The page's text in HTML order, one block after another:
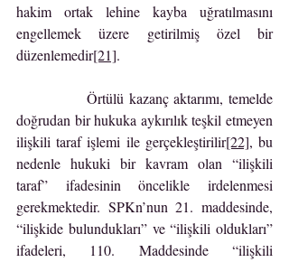
hakim ortak lehine kayba uğratılmasını
engellemek üzere getirilmiş özel bir
düzenlemedir[21].
Örtülü kazanç aktarımı, temelde
doğrudan bir hukuka aykırılık teşkil etmeyen
ilişkili taraf işlemi ile gerçekleştirilir[22], bu
nedenle hukuki bir kavram olan “ilişkili
taraf” ifadesinin öncelikle irdelenmesi
gerekmektedir. SPKn’nun 21. maddesinde,
“ilişkide bulundukları” ve “ilişkili oldukları”
ifadeleri, 110. Maddesinde “ilişkili